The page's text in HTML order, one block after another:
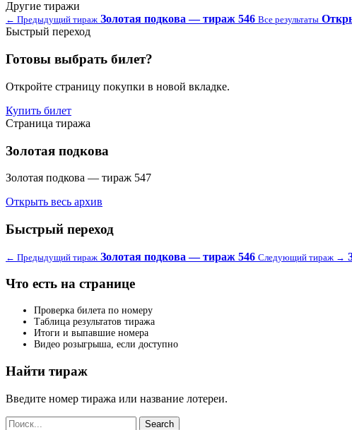
Другие тиражи
← Предыдущий тираж Золотая подкова — тираж 546 Все результаты
Быстрый переход
Готовы выбрать билет?
Откройте страницу покупки в новой вкладке.
Купить билет
Страница тиража
Золотая подкова
Золотая подкова — тираж 547
Открыть весь архив
Быстрый переход
← Предыдущий тираж Золотая подкова — тираж 546 Следующий тираж →
Что есть на странице
Проверка билета по номеру
Таблица результатов тиража
Итоги и выпавшие номера
Видео розыгрыша, если доступно
Найти тираж
Введите номер тиража или название лотереи.